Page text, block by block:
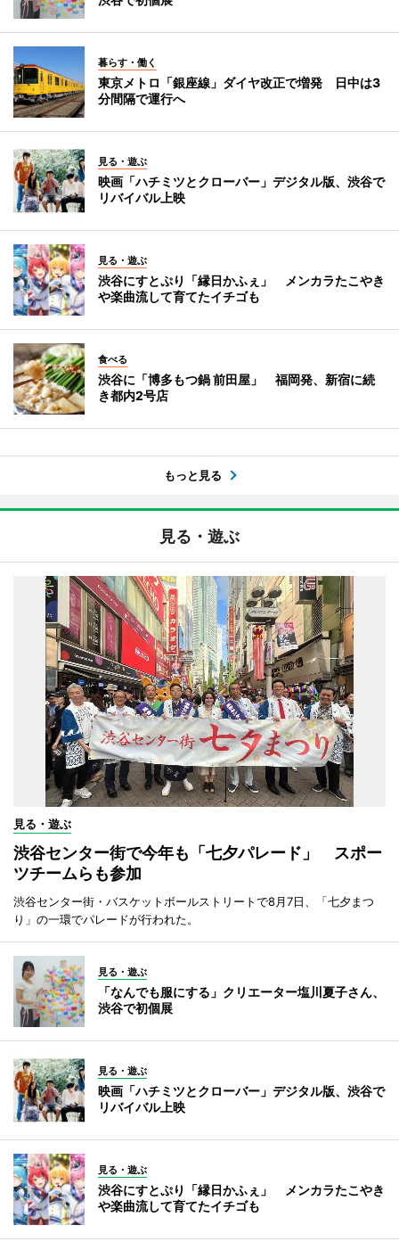
暮らす・働く
東京メトロ「銀座線」ダイヤ改正で増発 日中は3
分間隔で運行へ
見る・遊ぶ
映画「ハチミツとクローバー」デジタル版、渋谷で
リバイバル上映
見る・遊ぶ
渋谷にすとぷり「縁日かふぇ」 メンカラたこやき
や楽曲流して育てたイチゴも
食べる
渋谷に「博多もつ鍋 前田屋」 福岡発、新宿に続
き都内2号店
もっと見る
見る・遊ぶ
見る・遊ぶ
渋谷センター街で今年も「七夕パレード」 スポー
ツチームらも参加
渋谷センター街・バスケットボールストリートで8月7日、「七夕まつ
り」の一環でパレードが行われた。
見る・遊ぶ
「なんでも服にする」クリエーター塩川夏子さん、
渋谷で初個展
見る・遊ぶ
映画「ハチミツとクローバー」デジタル版、渋谷で
リバイバル上映
見る・遊ぶ
渋谷にすとぷり「縁日かふぇ」 メンカラたこやき
や楽曲流して育てたイチゴも